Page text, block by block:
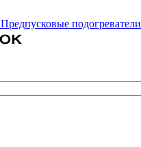
Предпусковые подогреватели